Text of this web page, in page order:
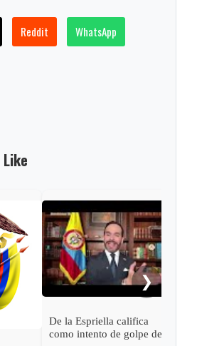
Reddit WhatsApp
De la Espriella califica
como intento de golpe de
❯